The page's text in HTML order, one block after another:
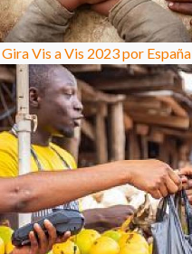
Gira Vis a Vis 2023 por España